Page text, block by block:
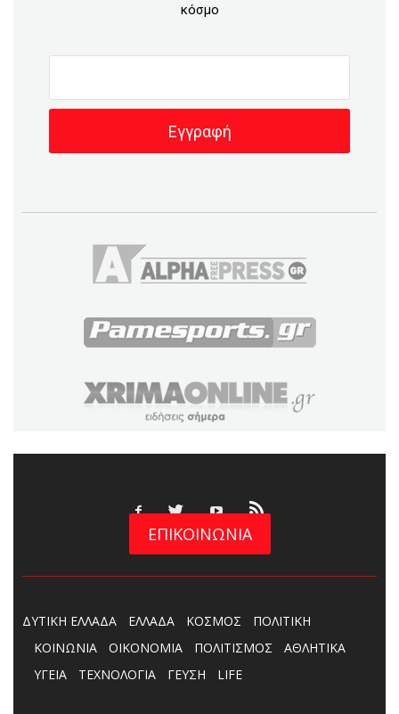
κόσμο
ΕΠΙΚΟΙΝΩΝΙΑ
ΔΥΤΙΚΗ ΕΛΛΑΔΑ ΕΛΛΑΔΑ ΚΟΣΜΟΣ
ΠΟΛΙΤΙΚΗ
ΚΟΙΝΩΝΙΑ
ΟΙΚΟΝΟΜΙΑ ΠΟΛΙΤΙΣΜΟΣ
ΑΘΛΗΤΙΚΑ
ΥΓΕΙΑ
ΤΕΧΝΟΛΟΓΙΑ ΓΕΥΣΗ LIFE